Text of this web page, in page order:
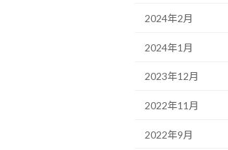
2024年2月
2024年1月
2023年12月
2022年11月
2022年9月